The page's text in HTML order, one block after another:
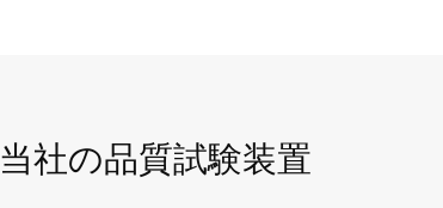
当社の品質試験装置